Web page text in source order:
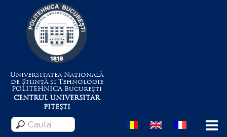
Universitatea Națională
de Știință și Tehnologie
POLITEHNICABucurești
CENTRUL UNIVERSITAR
PITEȘTI
Menu